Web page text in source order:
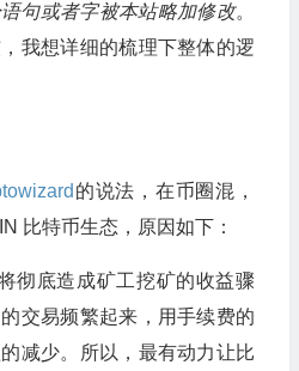
句或者字被本站略加修改。
我想详细的梳理下整体的逻
的说法，在币圈混，
比特币生态，原因如下：
彻底造成矿工挖矿的收益骤
交易频繁起来，用手续费的
减少。所以，最有动力让比